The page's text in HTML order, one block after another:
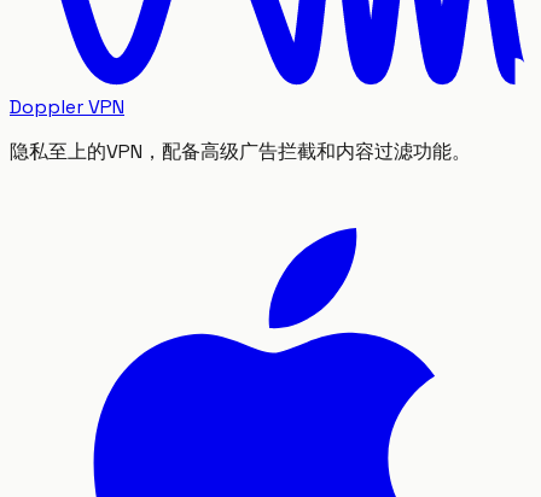
Doppler VPN
隐私至上的VPN，配备高级广告拦截和内容过滤功能。